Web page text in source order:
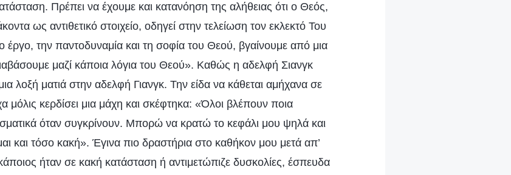
Πρέπει να έχουμε και κατανόηση της αλήθειας ότι ο Θεός,
ως αντιθετικό στοιχείο, οδηγεί στην τελείωση τον εκλεκτό Του
την παντοδυναμία και τη σοφία του Θεού, βγαίνουμε από μια
μαζί κάποια λόγια του Θεού». Καθώς η αδελφή Σιανγκ
λοξή ματιά στην αδελφή Γιανγκ. Την είδα να κάθεται αμήχανα σε
μόλις κερδίσει μια μάχη και σκέφτηκα: «Όλοι βλέπουν ποια
όταν συγκρίνουν. Μπορώ να κρατώ το κεφάλι μου ψηλά και
και τόσο κακή». Έγινα πιο δραστήρια στο καθήκον μου μετά απ’
ήταν σε κακή κατάσταση ή αντιμετώπιζε δυσκολίες, έσπευδα